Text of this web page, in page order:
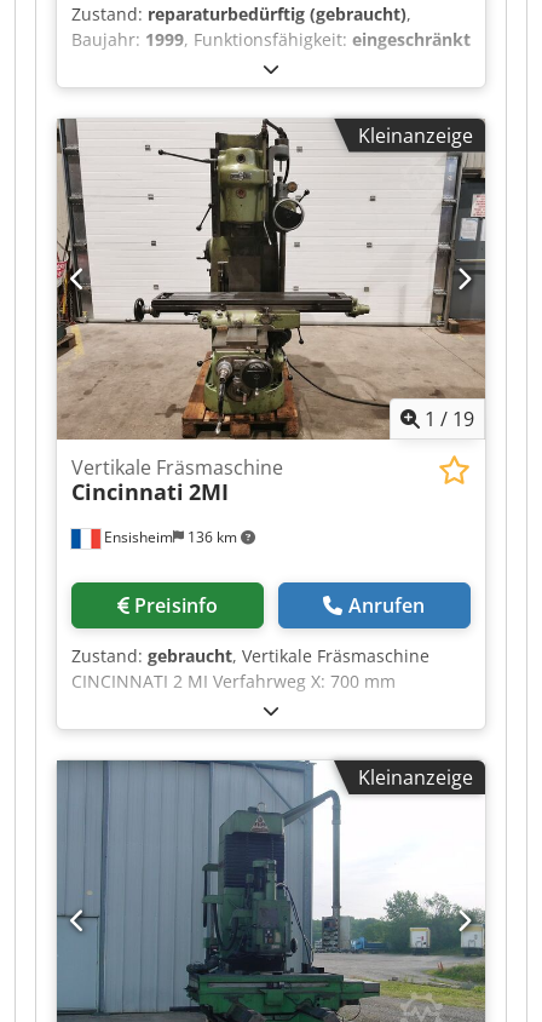
Zustand: reparaturbedürftig (gebraucht),
Baujahr: 1999, Funktionsfähigkeit: eingeschränkt
, Maschinen-/Fahrzeugnummer:
FSS 400 / 20041, Vorschublänge X-Achse:1’120
mm, Vorschublänge Y-Achse:345 mm,
Vorschublänge Z-Achse:400 mm ,
Gesamtgewicht:4’100 kg, Zum Verkauf steht
eine UNITECH Fräsmaschine FSS 400. So, wie auf
den Fotos zu sehen. Die Maschine ist gebraucht,
allerdings ist die Vorschubkupplung defekt, und
müsste erneut bzw. repariert werden. Als
Steuerung wurde bereits eine Siemens S7
eingebaut. Werkzeugaufnahme: SK50
Tischgröße: 1600 x 400 mm Dcjdpfx Aieznaqijrek
Die Abholung / Verladung muss vom Kunden
organisiert und bezahlt werden.
Kleinanzeige
1 / 19
Ensisheim 136 km
Vertikale Fräsmaschine
Cincinnati 2MI
Preisinfo Anrufen
Zustand: gebraucht, Vertikale Fräsmaschine
CINCINNATI 2 MI Verfahrweg X: 700 mm
Verfahrweg Y: 250 mm Verfahrweg Z: 330 mm
Dsdpfxszmx T Te Airjck Spindel: SA 50
Spindeldrehzahl: von 25 bis 1500 U/min
Tischgröße: 1380 x 250 mm Schlittenspindelweg
100 mm Motor 5 CV Vorschub automatisch X - Y
Manuelle Kopfabsenkung (automatisch nicht in
Betrieb) Spannung: 380 V Breite: 1800 mm Tiefe:
1800 mm Gesamthöhe: 2000 mm Gewicht: ca. 2,5
t
Kleinanzeige